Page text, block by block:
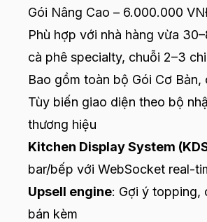
Gói Nâng Cao – 6.000.000
Phù hợp với nhà hàng vừa
cà phê specialty, chuỗi 2–3
Bao gồm toàn bộ Gói Cơ Bản,
Tùy biến giao diện theo bộ
thương hiệu
Kitchen Display System
bar/bếp với WebSocket real-
Upsell engine: Gợi ý topping,
bán kèm